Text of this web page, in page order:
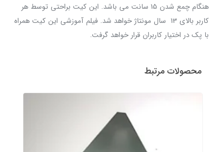
هنگام چمع شدن 15 سانت می باشد. این کیت براحتی توسط هر
کاربر بالای 13 سال مونتاژ خواهد شد. فیلم آموزشی این کیت همراه
با پک در اختیار کاربران قرار خواهد گرفت.
محصولات مرتبط